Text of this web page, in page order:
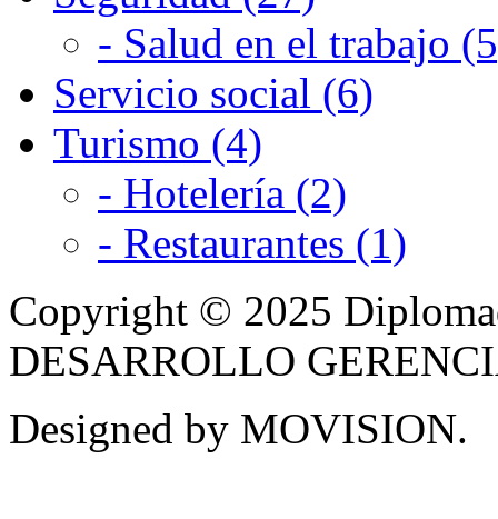
- Salud en el trabajo
Servicio social (6)
Turismo (4)
- Hotelería (2)
- Restaurantes (1)
Copyright © 2025
DESARROLLO
Designed by MOVISION.